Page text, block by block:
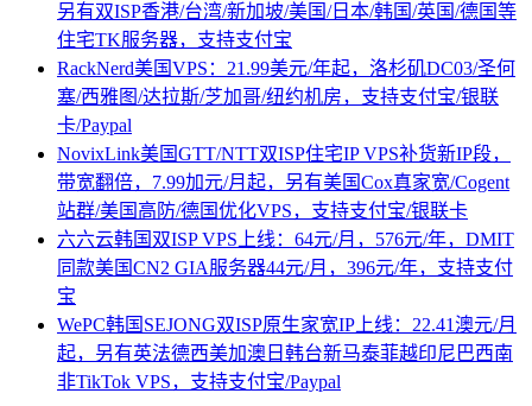
另有双ISP香港/台湾/新加坡/美国/日本/韩国/英国/德国等
住宅TK服务器，支持支付宝
RackNerd美国VPS：21.99美元/年起，洛杉矶DC03/圣何
塞/西雅图/达拉斯/芝加哥/纽约机房，支持支付宝/银联
卡/Paypal
NovixLink美国GTT/NTT双ISP住宅IP VPS补货新IP段，
带宽翻倍，7.99加元/月起，另有美国Cox真家宽/Cogent
站群/美国高防/德国优化VPS，支持支付宝/银联卡
六六云韩国双ISP VPS上线：64元/月，576元/年，DMIT
同款美国CN2 GIA服务器44元/月，396元/年，支持支付
宝
WePC韩国SEJONG双ISP原生家宽IP上线：22.41澳元/月
起，另有英法德西美加澳日韩台新马泰菲越印尼巴西南
非TikTok VPS，支持支付宝/Paypal